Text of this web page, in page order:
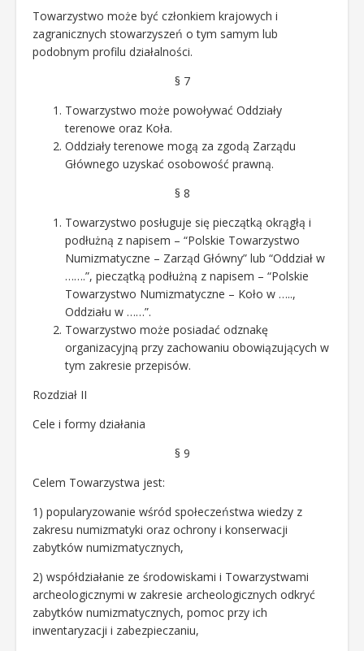
Towarzystwo może być członkiem krajowych i
zagranicznych stowarzyszeń o tym samym lub
podobnym profilu działalności.
§ 7
Towarzystwo może powoływać Oddziały
terenowe oraz Koła.
Oddziały terenowe mogą za zgodą Zarządu
Głównego uzyskać osobowość prawną.
§ 8
Towarzystwo posługuje się pieczątką okrągłą i
podłużną z napisem – “Polskie Towarzystwo
Numizmatyczne – Zarząd Główny” lub “Oddział w
…….”, pieczątką podłużną z napisem – “Polskie
Towarzystwo Numizmatyczne – Koło w …..,
Oddziału w ……”.
Towarzystwo może posiadać odznakę
organizacyjną przy zachowaniu obowiązujących w
tym zakresie przepisów.
Rozdział II
Cele i formy działania
§ 9
Celem Towarzystwa jest:
1) popularyzowanie wśród społeczeństwa wiedzy z
zakresu numizmatyki oraz ochrony i konserwacji
zabytków numizmatycznych,
2) współdziałanie ze środowiskami i Towarzystwami
archeologicznymi w zakresie archeologicznych odkryć
zabytków numizmatycznych, pomoc przy ich
inwentaryzacji i zabezpieczaniu,